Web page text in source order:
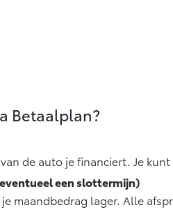
Betaalplan?
de auto je financiert. Je
een slottermijn)
maandbedrag lager. Alle